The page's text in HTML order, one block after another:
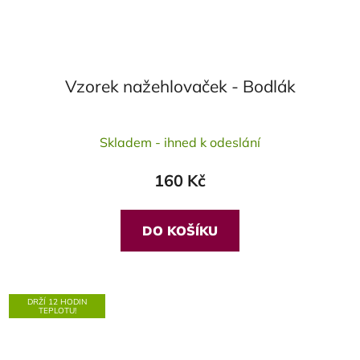
Vzorek nažehlovaček - Bodlák
hodnocení
je
5,0
z
5
Skladem - ihned k odeslání
160 Kč
DO KOŠÍKU
DRŽÍ 12 HODIN
TEPLOTU!